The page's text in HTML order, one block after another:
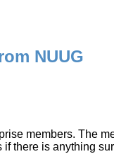
NUUG
members. The
there is anything